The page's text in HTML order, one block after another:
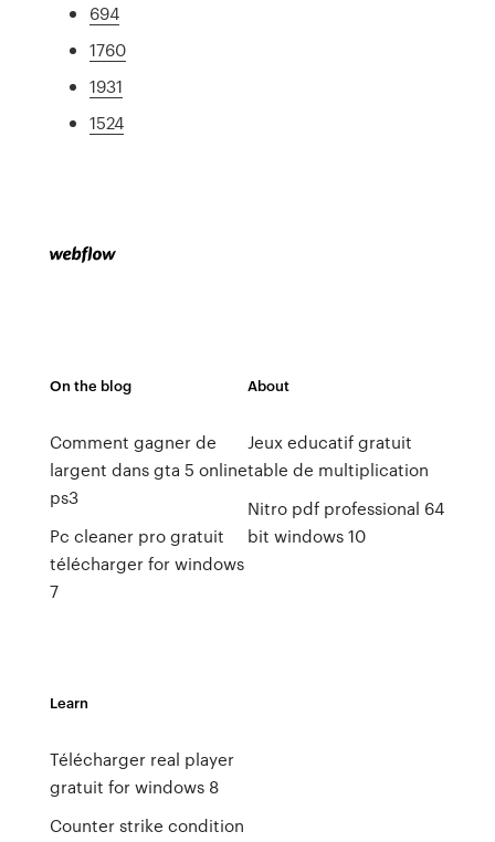
694
1760
1931
1524
On the blog
Comment gagner de
largent dans gta 5 online
ps3
Pc cleaner pro gratuit
télécharger for windows
7
About
Jeux educatif gratuit
table de multiplication
Nitro pdf professional 64
bit windows 10
Learn
Télécharger real player
gratuit for windows 8
Counter strike condition